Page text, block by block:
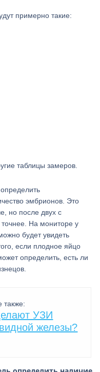
примерно такие:
таблицы замеров.
эмбрионов. Это
но после двух с
точнее. На мониторе у
будет увидеть
если плодное яйцо
определить, есть ли
также:
УЗИ
железы?